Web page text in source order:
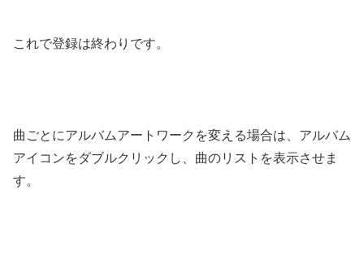
これで登録は終わりです。
曲ごとにアルバムアートワークを変える場合は、アルバム
アイコンをダブルクリックし、曲のリストを表示させま
す。